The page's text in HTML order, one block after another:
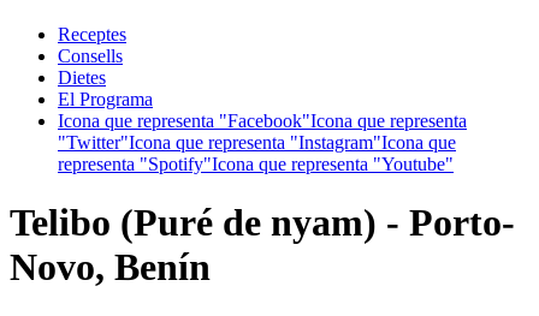
Receptes
Consells
Dietes
El Programa
Icona que representa "Facebook"Icona que representa
"Twitter"Icona que representa "Instagram"Icona que
representa "Spotify"Icona que representa "Youtube"
Telibo (Puré de nyam) - Porto-
Novo, Benín